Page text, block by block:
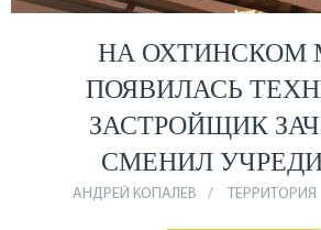
НА ОХТИНСКОМ
ПОЯВИЛАСЬ
ЗАСТРОЙЩИК
СМЕНИЛ
АНДРЕЙ КОПАЛЕВ ТЕРРИТОРИЯ